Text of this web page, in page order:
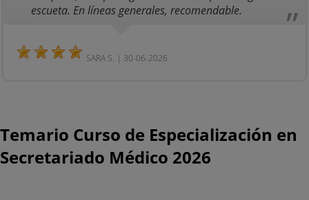
escueta. En líneas generales, recomendable.
SARA S. | 30-06-2026
Temario Curso de Especialización en
Secretariado Médico 2026